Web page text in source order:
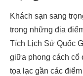
Khách sạn sang
trong những địa
Tích Lịch Sử Quốc
giữa phong cách cổ
tọa lạc gần các